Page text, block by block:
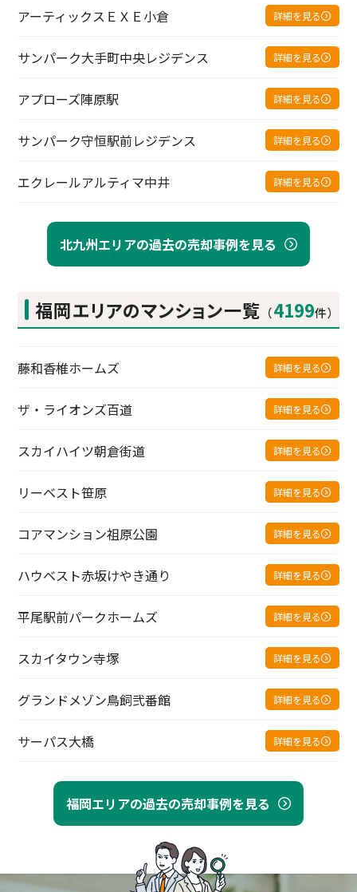
北九州エリアの過去の売却事例を見る
アーティックスＥＸＥ小倉 詳細を見る
サンパーク大手町中央レジデンス 詳細を見る
アプローズ陣原駅 詳細を見る
サンパーク守恒駅前レジデンス 詳細を見る
エクレールアルティマ中井 詳細を見る
福岡エリアの過去の売却事例を見る
福岡エリアのマンション一覧 （4199件）
藤和香椎ホームズ 詳細を見る
ザ・ライオンズ百道 詳細を見る
スカイハイツ朝倉街道 詳細を見る
リーベスト笹原 詳細を見る
コアマンション祖原公園 詳細を見る
ハウベスト赤坂けやき通り 詳細を見る
平尾駅前パークホームズ 詳細を見る
スカイタウン寺塚 詳細を見る
グランドメゾン鳥飼弐番館 詳細を見る
サーパス大橋 詳細を見る